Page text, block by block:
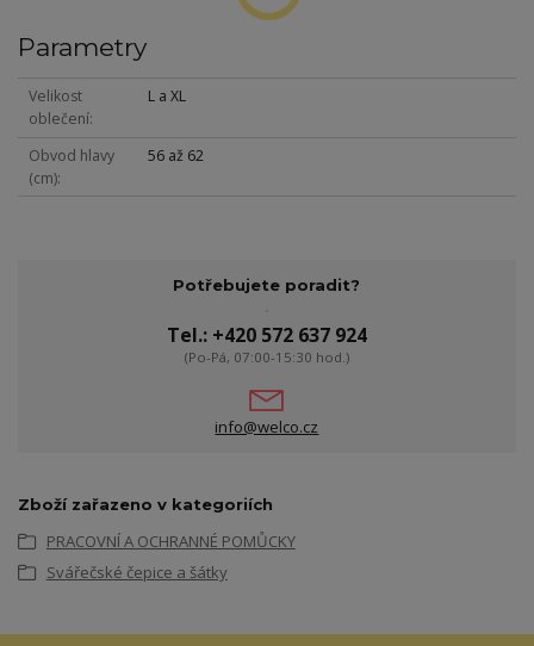
Parametry
Velikost
oblečení
L a XL
Obvod hlavy
(cm)
56 až 62
Potřebujete poradit?
Tel.: +420 572 637 924
(Po-Pá, 07:00-15:30 hod.)
info@welco.cz
Zboží zařazeno v kategoriích
PRACOVNÍ A OCHRANNÉ POMŮCKY
Svářečské čepice a šátky